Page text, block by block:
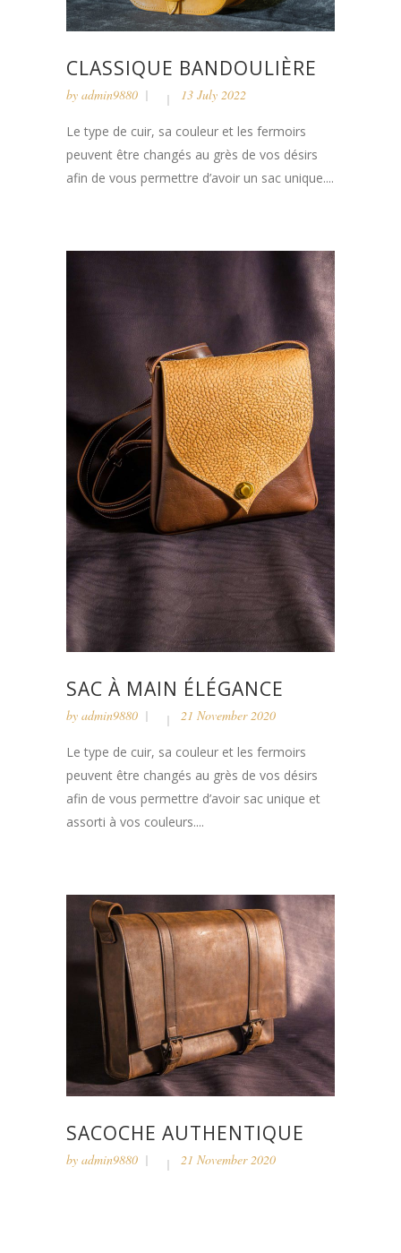
CLASSIQUE BANDOULIÈRE
by admin9880 13 July 2022
Le type de cuir, sa couleur et les fermoirs
peuvent être changés au grès de vos désirs
afin de vous permettre d’avoir un sac unique....
SAC À MAIN ÉLÉGANCE
by admin9880 21 November 2020
Le type de cuir, sa couleur et les fermoirs
peuvent être changés au grès de vos désirs
afin de vous permettre d’avoir sac unique et
assorti à vos couleurs....
SACOCHE AUTHENTIQUE
by admin9880 21 November 2020